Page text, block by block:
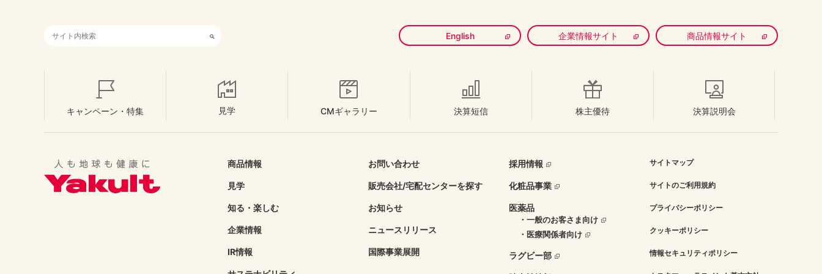
検索キーワード入力
English 企業情報サイト 商品情報サイト
キャンペーン・特集 見学 CMギャラリー 決算短信 株主優待 決算説明会
商品情報
見学
知る・楽しむ
企業情報
IR情報
お問い合わせ
販売会社/宅配センターを探す
お知らせ
ニュースリリース
国際事業展開
採用情報
化粧品事業
医薬品
・一般のお客さま向け
・医療関係者向け
ラグビー部
サイトマップ
サイトのご利用規約
プライバシーポリシー
クッキーポリシー
情報セキュリティポリシー